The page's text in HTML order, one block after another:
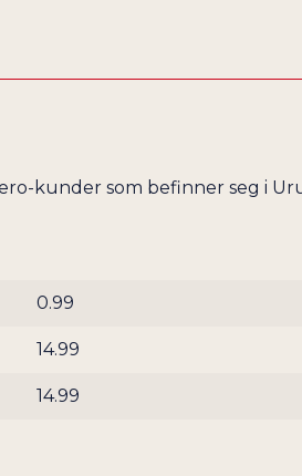
ETIOPIA
FIJI
FORENTE ARABISKE
kunder som befinner seg i
0.99
14.99
14.99